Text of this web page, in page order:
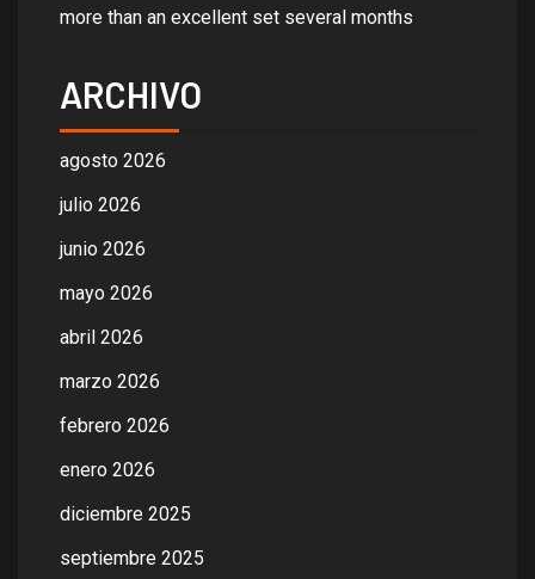
more than an excellent set several months
ARCHIVO
agosto 2026
julio 2026
junio 2026
mayo 2026
abril 2026
marzo 2026
febrero 2026
enero 2026
diciembre 2025
septiembre 2025